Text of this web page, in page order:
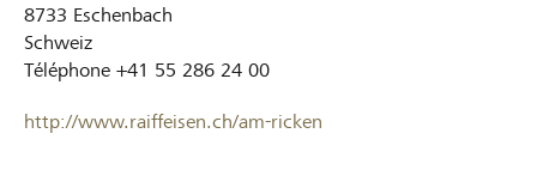
8733 Eschenbach
Schweiz
Téléphone +41 55 286 24 00
http://www.raiffeisen.ch/am-ricken